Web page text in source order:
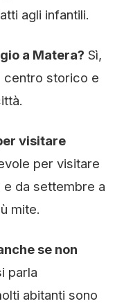
agli infantili.
a Matera? Sì,
centro storico e
visitare
per visitare
e da settembre a
mite.
se non
parla
abitanti sono